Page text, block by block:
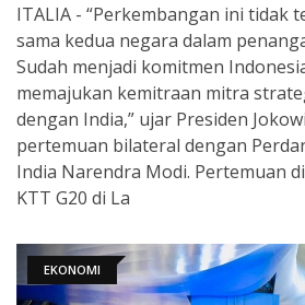
ITALIA - “Perkembangan ini tidak
sama kedua negara dalam
Sudah menjadi komitmen
memajukan kemitraan mitra
dengan India,” ujar Presiden
pertemuan bilateral dengan
India Narendra Modi. Pertemuan
KTT G20 di La
EKONOMI